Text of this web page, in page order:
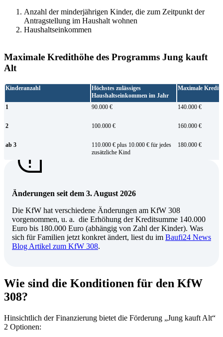
Anzahl der minderjährigen Kinder, die zum Zeitpunkt der
Antragstellung im Haushalt wohnen
Haushaltseinkommen
Maximale Kredithöhe des Programms Jung kauft
Alt
Kinderanzahl
Höchstes zulässiges
Haushaltseinkommen im Jahr
Maximale
1 90.000 € 140.000 €
2 100.000 € 160.000 €
ab 3
110.000 € plus 10.000 € für jedes
zusätzliche Kind
180.000 €
Änderungen seit dem 3. August 2026
Die KfW hat verschiedene Änderungen am KfW 308
vorgenommen, u. a. die Erhöhung der Kreditsumme 140.000
Euro bis 180.000 Euro (abhängig von Zahl der Kinder). Was
sich für Familien jetzt konkret ändert, liest du im Baufi24 News
Blog Artikel zum KfW 308.
Wie sind die Konditionen für den KfW
308?
Hinsichtlich der Finanzierung bietet die Förderung „Jung kauft Alt“
2 Optionen: